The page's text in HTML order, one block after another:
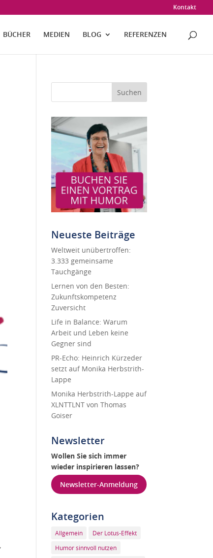
Kontakt
BÜCHER MEDIEN BLOG REFERENZEN
Neueste Beiträge
Weltweit unübertroffen:
3.333 gemeinsame
Tauchgänge
Lernen von den Besten:
Zukunftskompetenz
Zuversicht
Life in Balance: Warum
Arbeit und Leben keine
Gegner sind
PR-Echo: Heinrich Kürzeder
setzt auf Monika Herbstrith-
Lappe
Monika Herbstrith-Lappe auf
XLNTTLNT von Thomas
Goiser
Newsletter
Wollen Sie sich immer
wieder inspirieren lassen?
Newsletter-Anmeldung
Kategorien
Allgemein
Der Lotus-Effekt
Humor sinnvoll nutzen